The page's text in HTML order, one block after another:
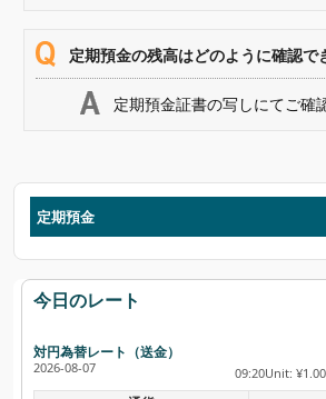
定期預金
今日のレート
対円為替レート（送金）
2026-08-07 09:20Unit: ¥1.00
定期預金の残高はどのように確認で
定期預金証書の写しにてご確